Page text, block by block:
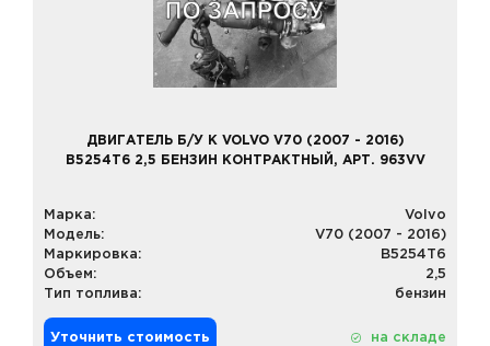
ДВИГАТЕЛЬ Б/У К VOLVO V70 (2007 - 2016)
B5254T6 2,5 БЕНЗИН КОНТРАКТНЫЙ, АРТ. 963VV
Марка:
Volvo
Модель:
V70 (2007 - 2016)
Маркировка:
B5254T6
Объем:
2,5
Тип топлива:
бензин
Уточнить стоимость на складе